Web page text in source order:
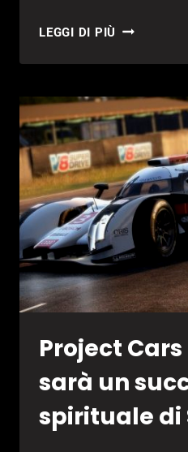
LEGGI DI PIÙ WHAT
OF
FINCH
SARÀ
GRATUITO
SU
EPIC
GAMES
STORE
Project Cars
sarà un
spirituale di